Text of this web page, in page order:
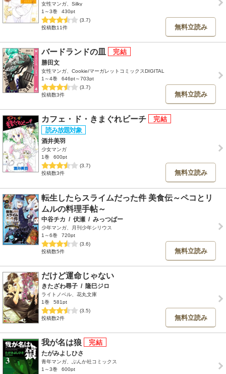
女性マンガ、Silky
1～3巻
430pt
(3.7)
投稿数11件
無料立読み
バードランドの皿
勝田文
女性マンガ、Cookie/マーガレットコミックスDIGITAL
1～4巻
646pt～703pt
(3.7)
投稿数3件
無料立読み
カフェ・ド・きまぐれビーチ
酒井美羽
少女マンガ
1巻
600pt
(3.7)
投稿数3件
無料立読み
転生したらスライムだった件 美食伝～ペコとリ
ムルの料理手帖～
中谷チカ / 伏瀬 / みっつばー
少年マンガ、月刊少年シリウス
1～6巻
720pt
(3.6)
投稿数5件
無料立読み
だけど運命じゃない
きたざわ尋子 / 隆巳ジロ
ライトノベル、花丸文庫
1巻
581pt
(3.5)
投稿数2件
無料立読み
我が名は狼
たがみよしひさ
青年マンガ、ぶんか社コミックス
1～3巻
600pt